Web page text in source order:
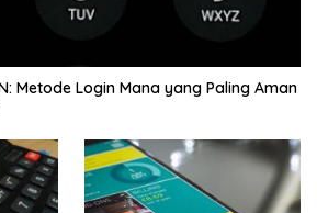
Metode Login Mana yang Paling Aman